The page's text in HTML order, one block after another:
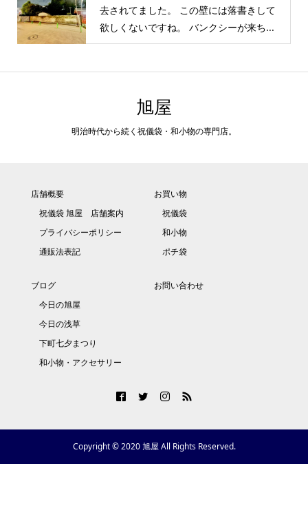
去されてました。 この壁には落書きして
欲しくないですね。 バンクシーが来ち...
旭屋
明治時代から続く祝儀袋・和小物の専門店。
店舗概要
祝儀袋 旭屋 店舗案内
プライバシーポリシー
通販法表記
お買い物
祝儀袋
和小物
ポチ袋
ブログ
今日の旭屋
今日の浅草
下町七夕まつり
和小物・アクセサリー
お問い合わせ
Copyright © 2020 旭屋 All Rights Reserved.